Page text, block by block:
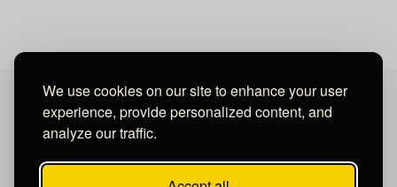
We use cookies on our site to enhance your user
experience, provide personalized content, and
analyze our traffic.
MAYA MEDIA GROUP
Ubicados en Tegucigalpa - Honduras.